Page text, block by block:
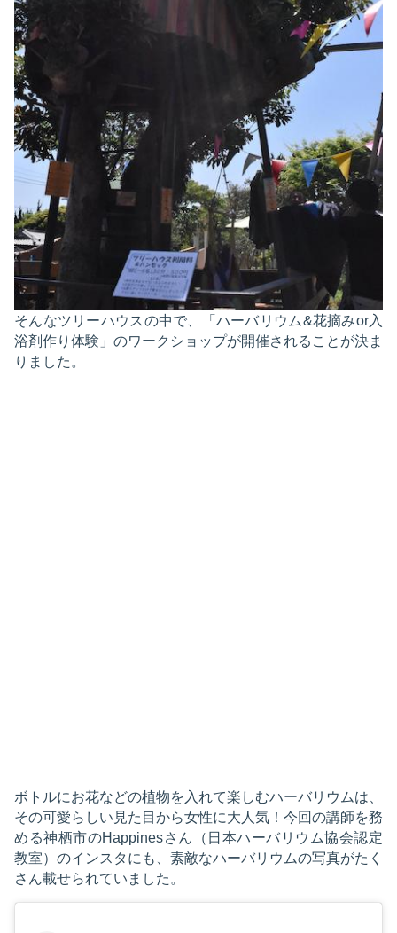
そんなツリーハウスの中で、「ハーバリウム&花摘みor入
浴剤作り体験」のワークショップが開催されることが決ま
りました。
ボトルにお花などの植物を入れて楽しむハーバリウムは、
その可愛らしい見た目から女性に大人気！今回の講師を務
める神栖市のHappinesさん（日本ハーバリウム協会認定
教室）のインスタにも、素敵なハーバリウムの写真がたく
さん載せられていました。